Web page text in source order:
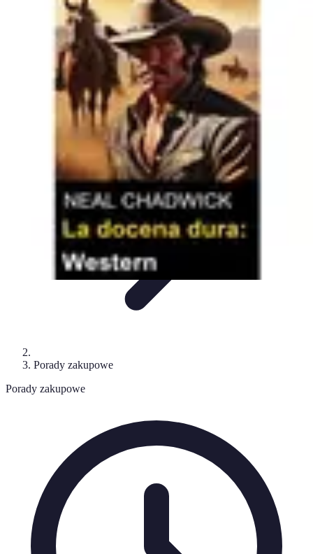
Oferty Zakupowe
Ocena ofertAnaliza ofert Tendencje zakupowePorady
Porady Zakupowe
Oferty Zakupowe
Porady zakupowe
Porady zakupowe